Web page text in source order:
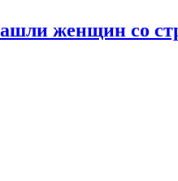
женщин со